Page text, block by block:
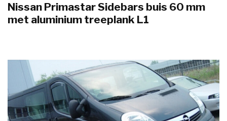
Nissan Primastar Sidebars buis 60 mm
met aluminium treeplank L1